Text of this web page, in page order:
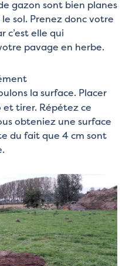
gazon sont bien planes
sol. Prenez donc votre
c’est elle qui
pavage en herbe.
la surface. Placer
et tirer. Répétez ce
obteniez une surface
du fait que 4 cm sont